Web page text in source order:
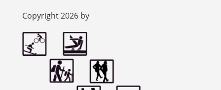
Copyright 2026 by